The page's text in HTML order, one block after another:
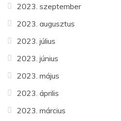
2023. szeptember
2023. augusztus
2023. július
2023. június
2023. május
2023. április
2023. március